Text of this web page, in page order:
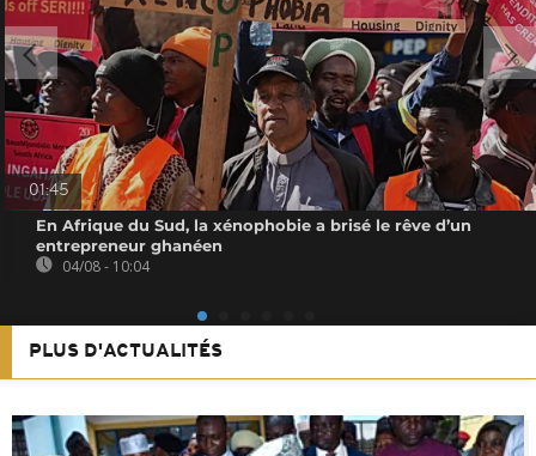
01:45
En Afrique du Sud, la xénophobie a brisé le rêve d’un
entrepreneur ghanéen
04/08 - 10:04
PLUS D'ACTUALITÉS